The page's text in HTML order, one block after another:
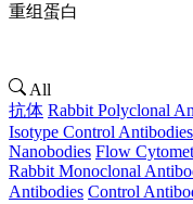
重组蛋白
All
抗体 Rabbit Polyclonal
Isotype Control Antibodies
Nanobodies Flow
Rabbit Monoclonal
Antibodies Control